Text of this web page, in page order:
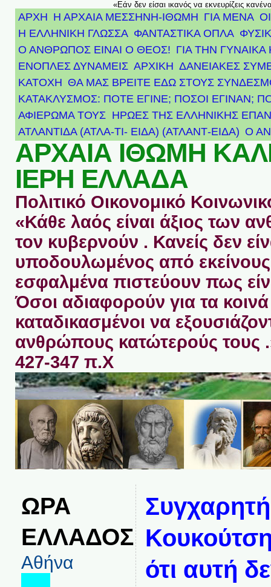
«Εάν δεν είσαι ικανός να εκνευρίζεις
ΑΡΧΗ Η ΑΡΧΑΙΑ ΜΕΣΣΗΝΗ-ΙΘΩΜΗ ΓΙΑ ΜΕΝΑ
Η ΕΛΛΗΝΙΚΗ ΓΛΩΣΣΑ ΦΑΝΤΑΣΤΙΚΑ ΟΠΛΑ
Ο ΑΝΘΡΩΠΟΣ ΕΙΝΑΙ Ο ΘΕΟΣ! ΓΙΑ ΤΗΝ ΓΥΝΑΙΚΑ
ΕΝΟΠΛΕΣ ΔΥΝΑΜΕΙΣ ΑΡΧΙΚΉ ΔΑΝΕΙΑΚΕΣ
ΚΑΤΟΧΗ ΘΑ ΜΑΣ ΒΡΕΙΤΕ ΕΔΩ ΣΤΟΥΣ
ΚΑΤΑΚΛΥΣΜΟΣ: ΠΟΤΕ ΕΓΙΝΕ; ΠΟΣΟΙ ΕΓΙΝΑΝ;
ΑΦΙΈΡΩΜΑ ΤΟΥΣ ΉΡΩΕΣ ΤΗΣ ΕΛΛΗΝΙΚΉΣ
ΑΤΛΑΝΤΊΔΑ (ΑΤΛΑ-ΤΙ- ΕΙΔΑ) (ΑΤΛΑΝΤ-ΕΙΔΑ) Ο
ΑΡΧΑΙΑ ΙΘΩΜΗ
ΙΕΡΗ ΕΛΛΑΔΑ
Πολιτικό Οικονομικό
«Κάθε λαός είναι άξιος των
τον κυβερνούν . Κανείς δεν
υποδουλωμένος από
εσφαλμένα πιστεύουν πως
Όσοι αδιαφορούν για τα κοινά
καταδικασμένοι να
ανθρώπους κατώτερούς τους
427-347 π.Χ
ΩΡΑ
ΕΛΛΑΔΟΣ
Αθήνα
ότι αυτή